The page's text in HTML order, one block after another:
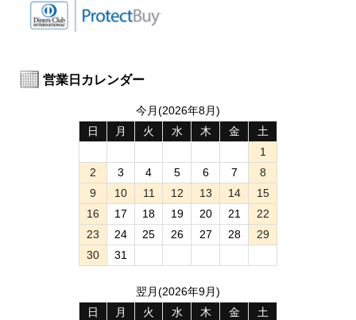
営業日カレンダー
今月(2026年8月)
日
月 火 水 木 金
土
1
2
3 4 5 6 7
8
9
10 11 12 13 14
15
16
17 18 19 20 21
22
23
24 25 26 27 28
29
30
31
翌月(2026年9月)
日
月 火 水 木 金
土